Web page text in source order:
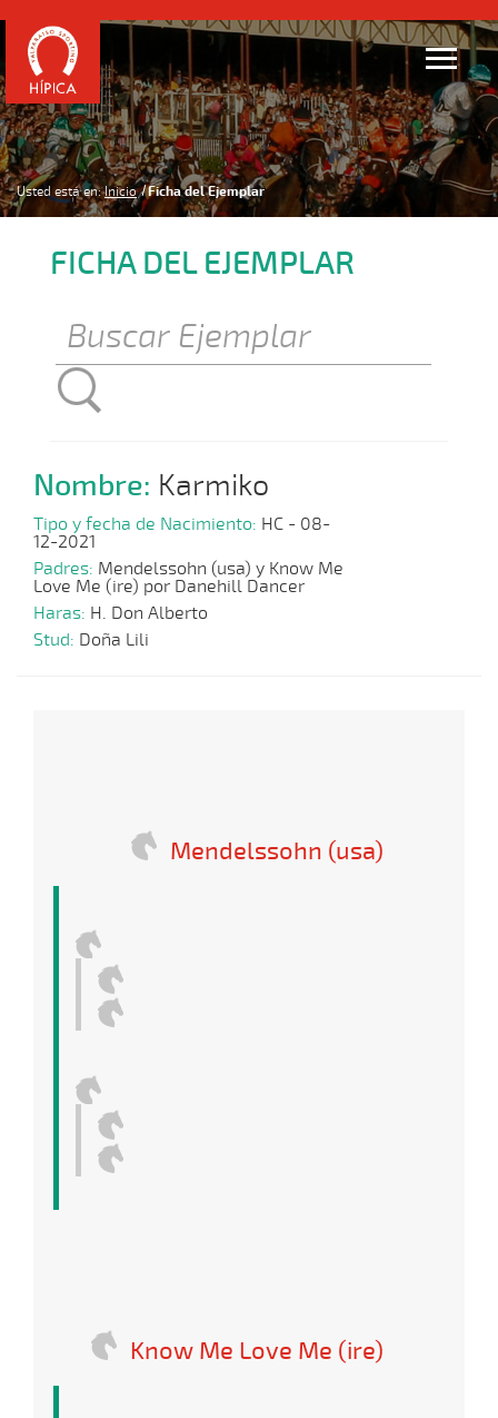
Usted está en: Inicio Ficha del Ejemplar
FICHA DEL EJEMPLAR
Nombre: Karmiko
Tipo y fecha de Nacimiento: HC - 08-
12-2021
Padres: Mendelssohn (usa) y Know Me
Love Me (ire) por Danehill Dancer
Haras: H. Don Alberto
Stud: Doña Lili
Mendelssohn (usa)
Know Me Love Me (ire)